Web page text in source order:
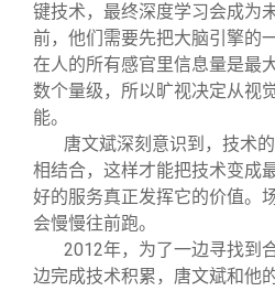
键技术，最终深度学习会成为
前，他们需要先把大脑引擎的
在人的所有感官里信息量是最
数个量级，所以旷视决定从视
能。
唐文斌深刻意识到，技术
相结合，这样才能把技术变成
好的服务真正发挥它的价值。
会慢慢往前跑。
2012年，为了一边寻找到
边完成技术积累，唐文斌和他